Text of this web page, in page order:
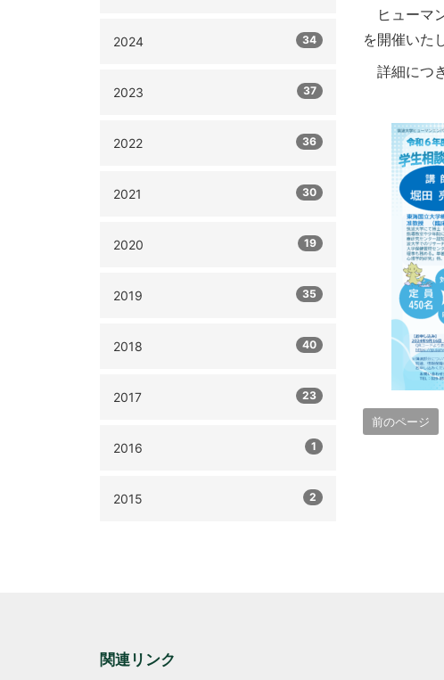
ヒューマ
を開催いた
詳細につ
前のページ
2024 34
2023 37
2022 36
2021 30
2020 19
2019 35
2018 40
2017 23
2016 1
2015 2
関連リンク